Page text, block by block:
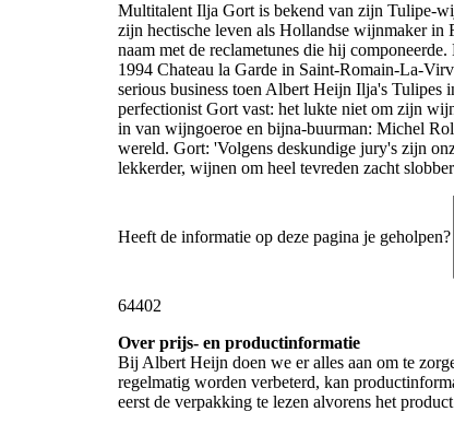
Multitalent Ilja Gort is bekend van zijn Tulipe-
zijn hectische leven als Hollandse wijnmaker in
naam met de reclametunes die hij
1994 Chateau la Garde in Saint-Romain-La-
serious business toen Albert Heijn Ilja's Tulipes
perfectionist Gort vast: het lukte niet om zijn
in van wijngoeroe en bijna-buurman: Michel
wereld. Gort: 'Volgens deskundige jury's zijn
lekkerder, wijnen om heel tevreden zacht
Heeft de informatie op deze pagina je geholpen?
64402
Over prijs- en productinformatie
Bij Albert Heijn doen we er alles aan om te
regelmatig worden verbeterd, kan
eerst de verpakking te lezen alvorens het